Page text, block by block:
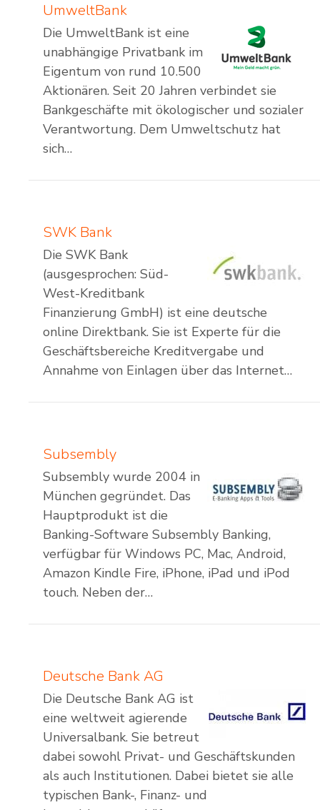
UmweltBank
Die UmweltBank ist eine
unabhängige Privatbank im
Eigentum von rund 10.500
Aktionären. Seit 20 Jahren verbindet sie
Bankgeschäfte mit ökologischer und sozialer
Verantwortung. Dem Umweltschutz hat
sich…
SWK Bank
Die SWK Bank
(ausgesprochen: Süd-
West-Kreditbank
Finanzierung GmbH) ist eine deutsche
online Direktbank. Sie ist Experte für die
Geschäftsbereiche Kreditvergabe und
Annahme von Einlagen über das Internet…
Subsembly
Subsembly wurde 2004 in
München gegründet. Das
Hauptprodukt ist die
Banking-Software Subsembly Banking,
verfügbar für Windows PC, Mac, Android,
Amazon Kindle Fire, iPhone, iPad und iPod
touch. Neben der…
Deutsche Bank AG
Die Deutsche Bank AG ist
eine weltweit agierende
Universalbank. Sie betreut
dabei sowohl Privat- und Geschäftskunden
als auch Institutionen. Dabei bietet sie alle
typischen Bank-, Finanz- und